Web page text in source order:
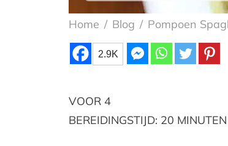
Home / Blog / Pompoen
2.9K
VOOR 4
BEREIDINGSTIJD: 20